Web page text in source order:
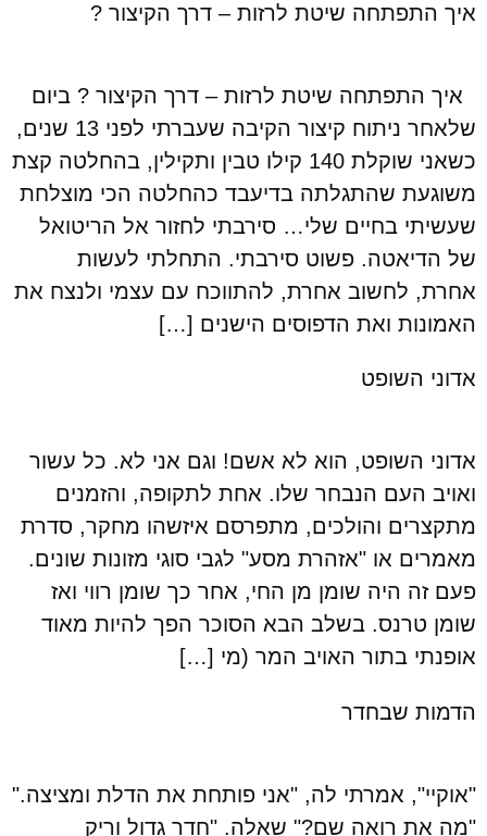
איך התפתחה שיטת לרזות – דרך הקיצור ?
איך התפתחה שיטת לרזות – דרך הקיצור ? ביום
שלאחר ניתוח קיצור הקיבה שעברתי לפני 13 שנים,
כשאני שוקלת 140 קילו טבין ותקילין, בהחלטה קצת
משוגעת שהתגלתה בדיעבד כהחלטה הכי מוצלחת
שעשיתי בחיים שלי… סירבתי לחזור אל הריטואל
של הדיאטה. פשוט סירבתי. התחלתי לעשות
אחרת, לחשוב אחרת, להתווכח עם עצמי ולנצח את
האמונות ואת הדפוסים הישנים […]
אדוני השופט
אדוני השופט, הוא לא אשם! וגם אני לא. כל עשור
ואויב העם הנבחר שלו. אחת לתקופה, והזמנים
מתקצרים והולכים, מתפרסם איזשהו מחקר, סדרת
מאמרים או "אזהרת מסע" לגבי סוגי מזונות שונים.
פעם זה היה שומן מן החי, אחר כך שומן רווי ואז
שומן טרנס. בשלב הבא הסוכר הפך להיות מאוד
אופנתי בתור האויב המר (מי […]
הדמות שבחדר
"אוקיי", אמרתי לה, "אני פותחת את הדלת ומציצה."
"מה את רואה שם?" שאלה. "חדר גדול וריק